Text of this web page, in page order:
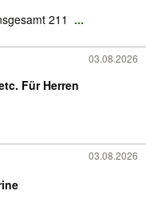
211 ...
03.08.2026
Für Herren
03.08.2026